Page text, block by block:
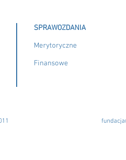
SPRAWOZDANIA
Merytoryczne
Finansowe